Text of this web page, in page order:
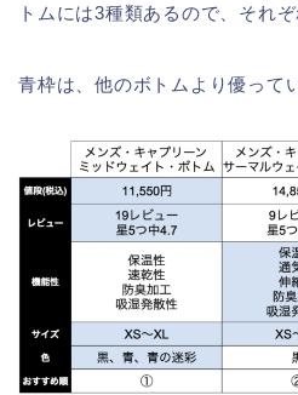
トムには3種類あるので、それ
青枠は、他のボトムより優って